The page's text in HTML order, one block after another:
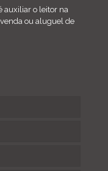
auxiliar o leitor na
ou aluguel de